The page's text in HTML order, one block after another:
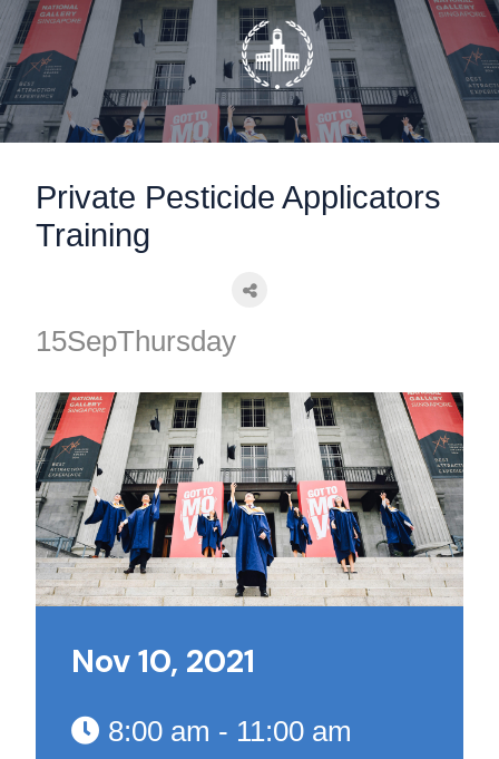
static-aside-menu-toggler
Private Pesticide Applicators
Training
15SepThursday
Nov 10, 2021
8:00 am - 11:00 am